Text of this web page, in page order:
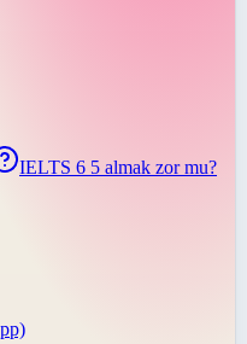
IELTS 6 5 almak zor mu?